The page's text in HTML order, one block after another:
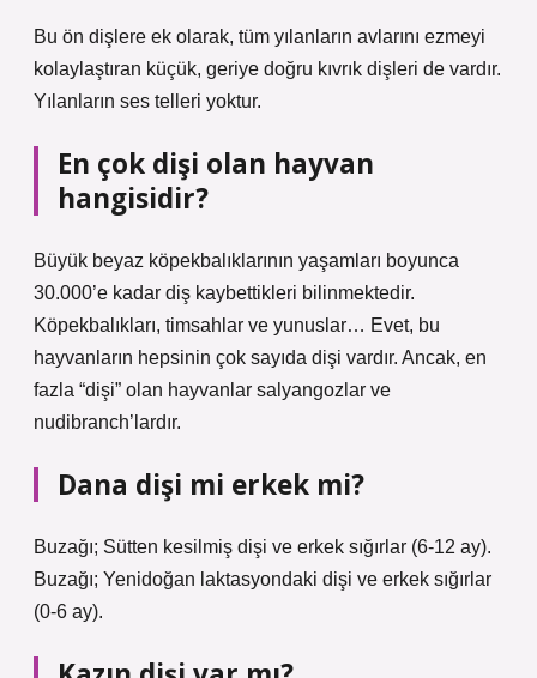
Bu ön dişlere ek olarak, tüm yılanların avlarını ezmeyi
kolaylaştıran küçük, geriye doğru kıvrık dişleri de vardır.
Yılanların ses telleri yoktur.
En çok dişi olan hayvan
hangisidir?
Büyük beyaz köpekbalıklarının yaşamları boyunca
30.000’e kadar diş kaybettikleri bilinmektedir.
Köpekbalıkları, timsahlar ve yunuslar… Evet, bu
hayvanların hepsinin çok sayıda dişi vardır. Ancak, en
fazla “dişi” olan hayvanlar salyangozlar ve
nudibranch’lardır.
Dana dişi mi erkek mi?
Buzağı; Sütten kesilmiş dişi ve erkek sığırlar (6-12 ay).
Buzağı; Yenidoğan laktasyondaki dişi ve erkek sığırlar
(0-6 ay).